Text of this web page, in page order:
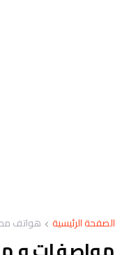
الصفحة الرئيسية هواتف